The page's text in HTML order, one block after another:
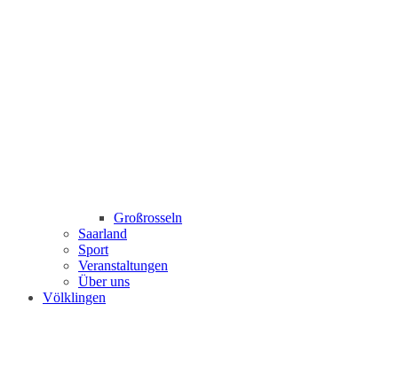
Großrosseln
Saarland
Sport
Veranstaltungen
Über uns
Völklingen